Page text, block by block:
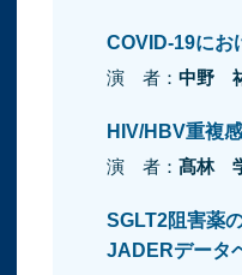
COVID-19にお
演 者： 中野
HIV/HBV重複
演 者： 髙林
SGLT2阻害薬
JADERデータ